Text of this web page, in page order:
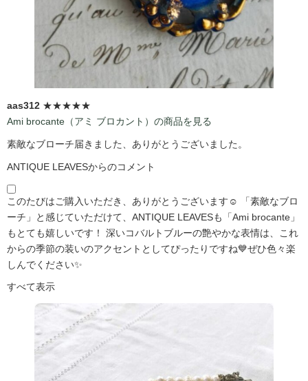
aas312 ★★★★★
Ami brocante（アミ ブロカント）の商品を見る
素敵なブローチ届きました、ありがとうございました。
ANTIQUE LEAVESからのコメント
このたびはご購入いただき、ありがとうございます☺️ 「素敵なブロ
ーチ」と感じていただけて、ANTIQUE LEAVESも「Ami brocante」
もとても嬉しいです！ 深いコバルトブルーの艶やかな表情は、これ
からの季節の装いのアクセントとしてぴったりですね💙ぜひ色々楽
しんでください✨
すべて表示